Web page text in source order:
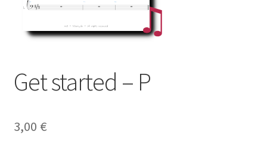
Get started – P
3,00 €